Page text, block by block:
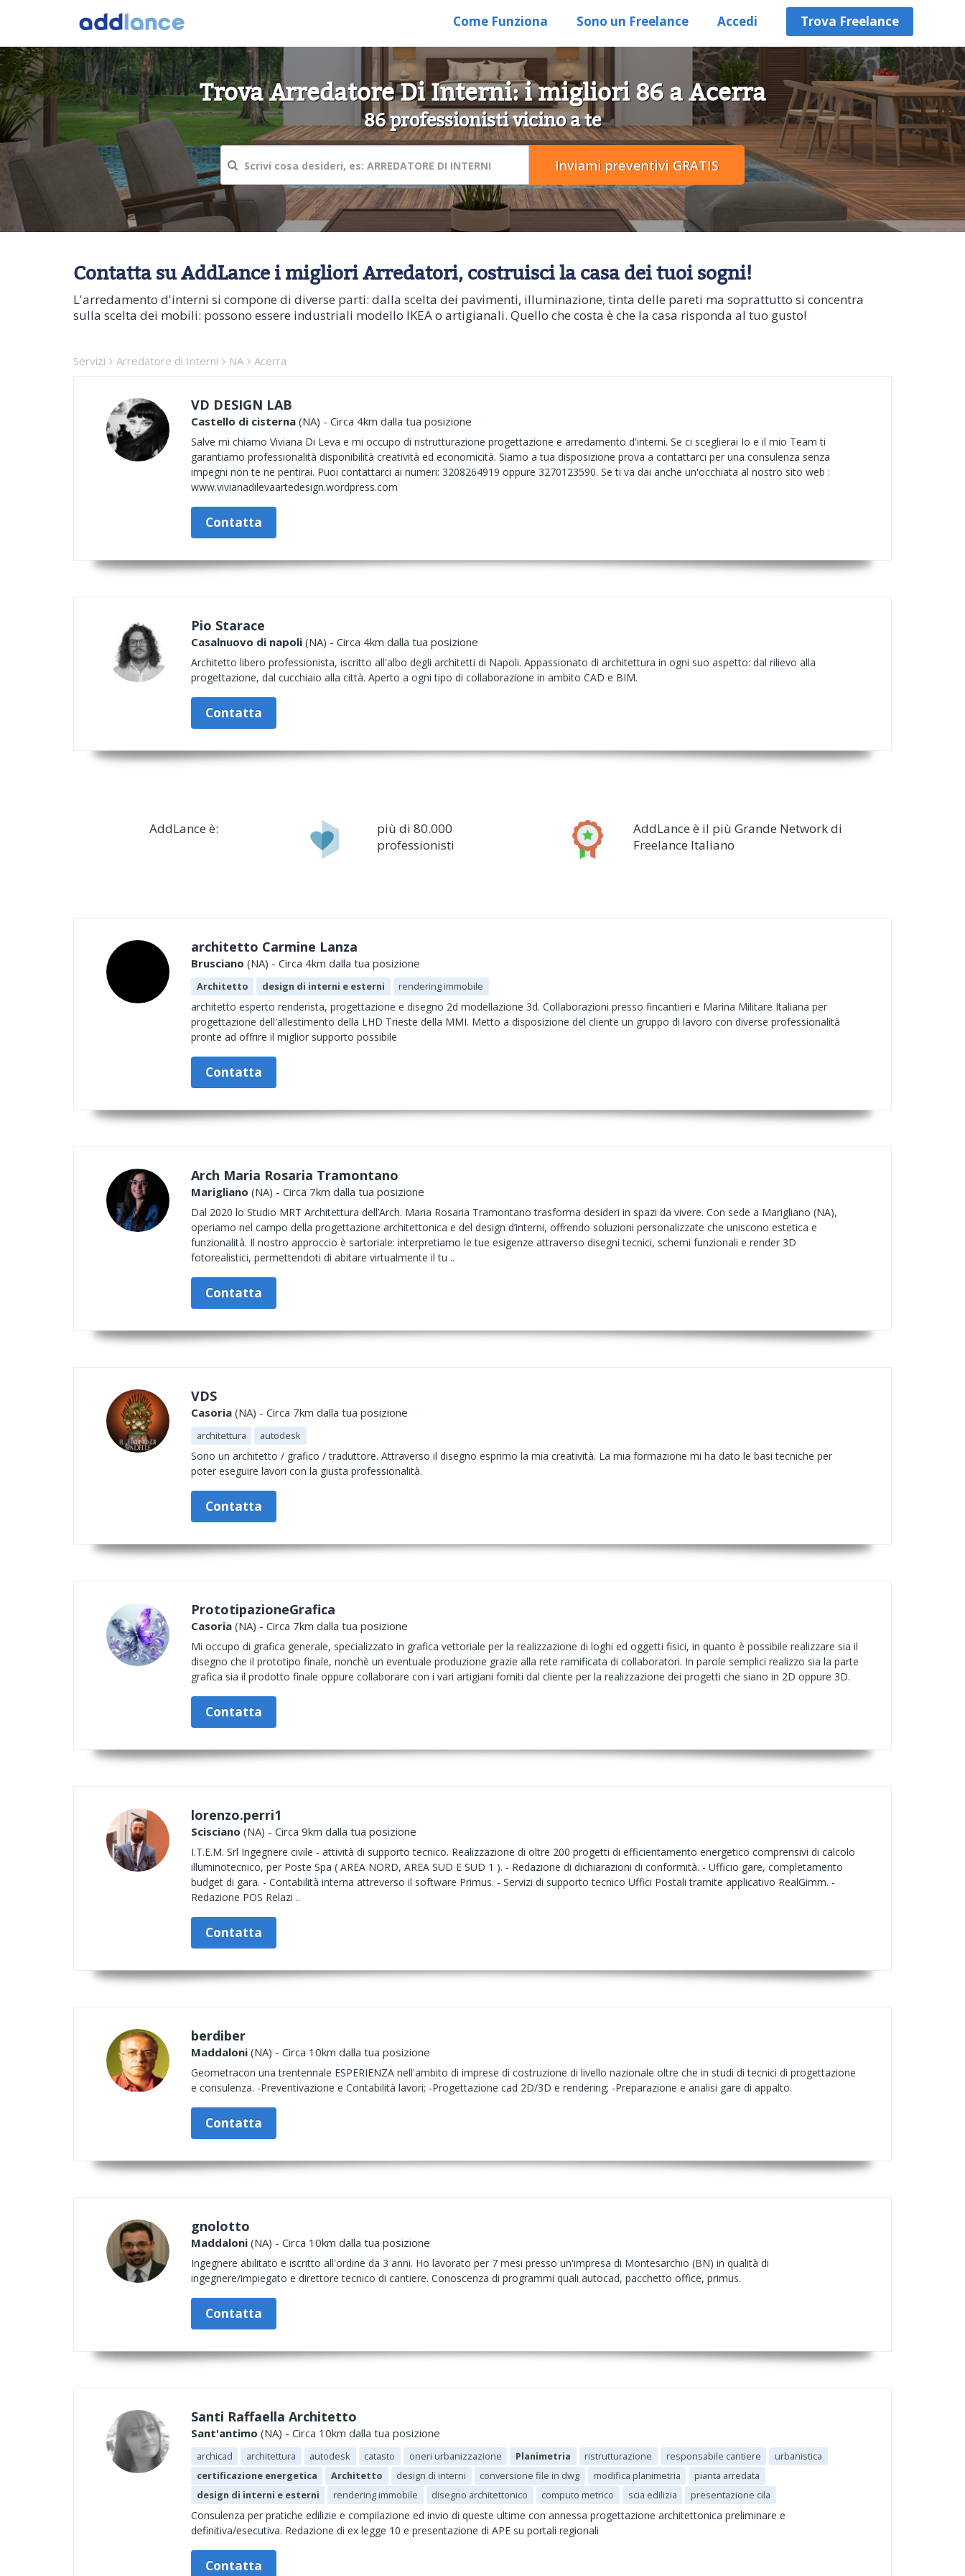
Come Funziona Sono un Freelance Accedi Trova Freelance
Trova Arredatore Di Interni: i migliori 86 a Acerra
86 professionisti vicino a te
Contatta su AddLance i migliori Arredatori, costruisci la casa dei tuoi sogni!
L'arredamento d'interni si compone di diverse parti: dalla scelta dei pavimenti, illuminazione, tinta delle pareti ma soprattutto si concentra
sulla scelta dei mobili: possono essere industriali modello IKEA o artigianali. Quello che costa è che la casa risponda al tuo gusto!
Servizi Arredatore di Interni NA Acerra
VD DESIGN LAB
Castello di cisterna (NA) - Circa 4km dalla tua posizione
Salve mi chiamo Viviana Di Leva e mi occupo di ristrutturazione progettazione e arredamento d'interni. Se ci sceglierai Io e il mio Team ti
garantiamo professionalità disponibilità creatività ed economicità. Siamo a tua disposizione prova a contattarci per una consulenza senza
impegni non te ne pentirai. Puoi contattarci ai numeri: 3208264919 oppure 3270123590. Se ti va dai anche un'occhiata al nostro sito web :
www.vivianadilevaartedesign.wordpress.com
Contatta
Pio Starace
Casalnuovo di napoli (NA) - Circa 4km dalla tua posizione
Architetto libero professionista, iscritto all'albo degli architetti di Napoli. Appassionato di architettura in ogni suo aspetto: dal rilievo alla
progettazione, dal cucchiaio alla città. Aperto a ogni tipo di collaborazione in ambito CAD e BIM.
Contatta
AddLance è:
più di 80.000
professionisti
AddLance è il più Grande Network di
Freelance Italiano
architetto Carmine Lanza
Brusciano (NA) - Circa 4km dalla tua posizione
Architetto design di interni e esterni rendering immobile
architetto esperto renderista, progettazione e disegno 2d modellazione 3d. Collaborazioni presso fincantieri e Marina Militare Italiana per
progettazione dell'allestimento della LHD Trieste della MMI. Metto a disposizione del cliente un gruppo di lavoro con diverse professionalità
pronte ad offrire il miglior supporto possibile
Contatta
Arch Maria Rosaria Tramontano
Marigliano (NA) - Circa 7km dalla tua posizione
Dal 2020 lo Studio MRT Architettura dell’Arch. Maria Rosaria Tramontano trasforma desideri in spazi da vivere. Con sede a Marigliano (NA),
operiamo nel campo della progettazione architettonica e del design d’interni, offrendo soluzioni personalizzate che uniscono estetica e
funzionalità. Il nostro approccio è sartoriale: interpretiamo le tue esigenze attraverso disegni tecnici, schemi funzionali e render 3D
fotorealistici, permettendoti di abitare virtualmente il tu ..
Contatta
VDS
Casoria (NA) - Circa 7km dalla tua posizione
architettura autodesk
Sono un architetto / grafico / traduttore. Attraverso il disegno esprimo la mia creatività. La mia formazione mi ha dato le basi tecniche per
poter eseguire lavori con la giusta professionalità.
Contatta
PrototipazioneGrafica
Casoria (NA) - Circa 7km dalla tua posizione
Mi occupo di grafica generale, specializzato in grafica vettoriale per la realizzazione di loghi ed oggetti fisici, in quanto è possibile realizzare sia il
disegno che il prototipo finale, nonchè un eventuale produzione grazie alla rete ramificata di collaboratori. In parole semplici realizzo sia la parte
grafica sia il prodotto finale oppure collaborare con i vari artigiani forniti dal cliente per la realizzazione dei progetti che siano in 2D oppure 3D.
Contatta
lorenzo.perri1
Scisciano (NA) - Circa 9km dalla tua posizione
I.T.E.M. Srl Ingegnere civile - attività di supporto tecnico. Realizzazione di oltre 200 progetti di efficientamento energetico comprensivi di calcolo
illuminotecnico, per Poste Spa ( AREA NORD, AREA SUD E SUD 1 ). - Redazione di dichiarazioni di conformità. - Ufficio gare, completamento
budget di gara. - Contabilità interna attreverso il software Primus. - Servizi di supporto tecnico Uffici Postali tramite applicativo RealGimm. -
Redazione POS Relazi ..
Contatta
berdiber
Maddaloni (NA) - Circa 10km dalla tua posizione
Geometracon una trentennale ESPERIENZA nell'ambito di imprese di costruzione di livello nazionale oltre che in studi di tecnici di progettazione
e consulenza. -Preventivazione e Contabilità lavori; -Progettazione cad 2D/3D e rendering; -Preparazione e analisi gare di appalto.
Contatta
gnolotto
Maddaloni (NA) - Circa 10km dalla tua posizione
Ingegnere abilitato e iscritto all'ordine da 3 anni. Ho lavorato per 7 mesi presso un'impresa di Montesarchio (BN) in qualità di
ingegnere/impiegato e direttore tecnico di cantiere. Conoscenza di programmi quali autocad, pacchetto office, primus.
Contatta
Santi Raffaella Architetto
Sant'antimo (NA) - Circa 10km dalla tua posizione
archicad architettura autodesk catasto oneri urbanizzazione Planimetria ristrutturazione responsabile cantiere
urbanistica
certificazione energetica
Architetto design di interni conversione file in dwg modifica planimetria
pianta arredata
design di interni e esterni
rendering immobile disegno architettonico computo metrico scia edilizia presentazione cila
Consulenza per pratiche edilizie e compilazione ed invio di queste ultime con annessa progettazione architettonica preliminare e
definitiva/esecutiva. Redazione di ex legge 10 e presentazione di APE su portali regionali
Contatta